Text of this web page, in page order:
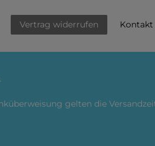
Vertrag widerrufen Kontakt
.
gelten die